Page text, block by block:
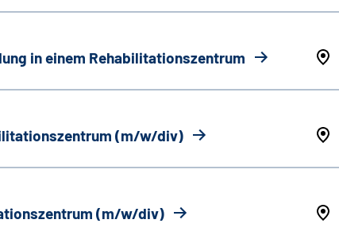
in einem Rehabilitationszentrum
(m/w/div)
(m/w/div)